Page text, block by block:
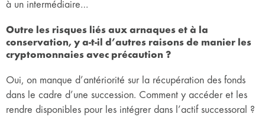
à un intermédiaire…
Outre les risques liés aux arnaques et à la
conservation, y a-t-il d’autres raisons de manier les
cryptomonnaies avec précaution ?
Oui, on manque d’antériorité sur la récupération des fonds
dans le cadre d’une succession. Comment y accéder et les
rendre disponibles pour les intégrer dans l’actif successoral ?